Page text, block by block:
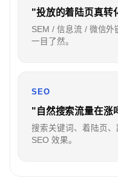
"投放的着陆页真转
SEM / 信息流 / 微信外
一目了然。
SEO
"自然搜索流量在涨
搜索关键词、着陆页
SEO 效果。